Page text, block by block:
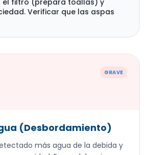
el filtro (prepara toallas) y
Verificar que las aspas
GRAVE
(Desbordamiento)
más agua de la debida y